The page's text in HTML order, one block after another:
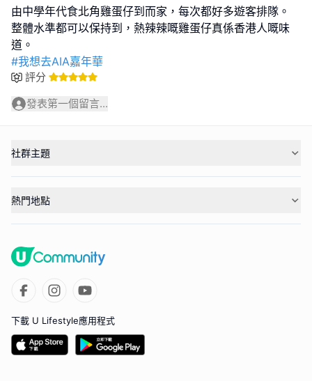
由中學年代食北角雞蛋仔到而家，每次都好多遊客排隊。
整體水準都可以保持到，熱辣辣嘅雞蛋仔真係香港人嘅味
#我想去AIA嘉年華
評分
發表第一個留言...
社群主題
熱門地點
下載 U Lifestyle應用程式